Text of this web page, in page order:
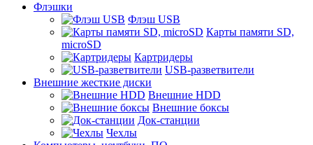
Флэшки
Флэш USB
Карты памяти SD,
microSD
Картридеры
USB-разветвители
Внешние жесткие диски
Внешние HDD
Внешние боксы
Док-станции
Чехлы